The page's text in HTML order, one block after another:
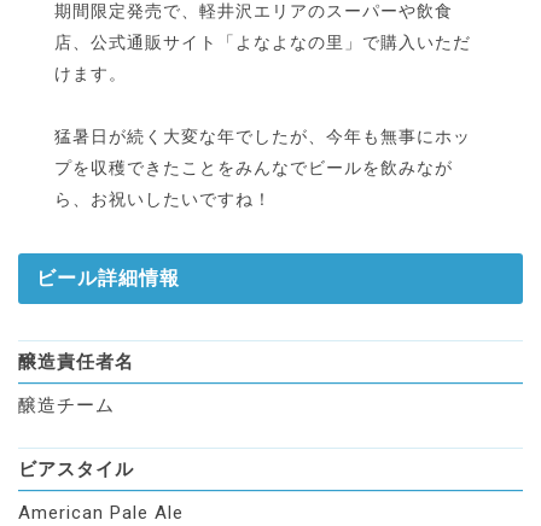
期間限定発売で、軽井沢エリアのスーパーや飲食
店、公式通販サイト「よなよなの里」で購入いただ
けます。
猛暑日が続く大変な年でしたが、今年も無事にホッ
プを収穫できたことをみんなでビールを飲みなが
ら、お祝いしたいですね！
ビール詳細情報
醸造責任者名
醸造チーム
ビアスタイル
American Pale Ale